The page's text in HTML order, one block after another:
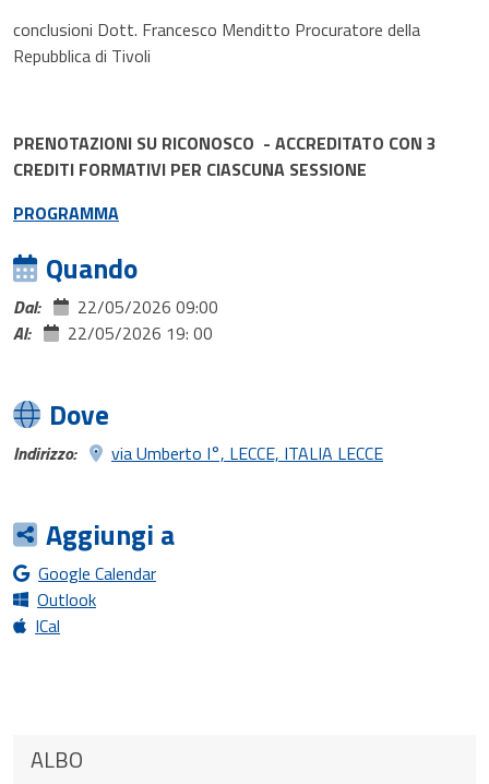
conclusioni Dott. Francesco Menditto Procuratore della
Repubblica di Tivoli
PRENOTAZIONI SU RICONOSCO - ACCREDITATO CON 3
CREDITI FORMATIVI PER CIASCUNA SESSIONE
PROGRAMMA
Quando
Dal:
22/05/2026 09:00
Al:
22/05/2026 19: 00
Dove
Indirizzo: via Umberto I°, LECCE, ITALIA LECCE
Aggiungi a
Google Calendar
Outlook
ICal
ALBO